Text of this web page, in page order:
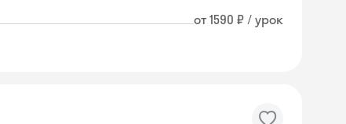
от 1590 ₽ / урок